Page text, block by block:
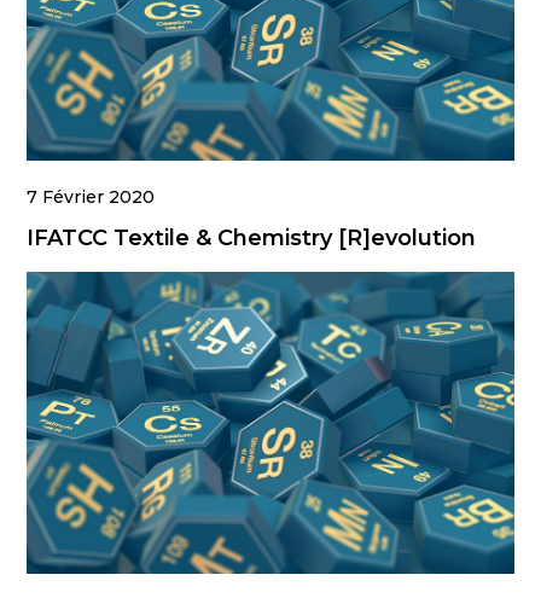
7 Février 2020
IFATCC Textile & Chemistry [R]evolution